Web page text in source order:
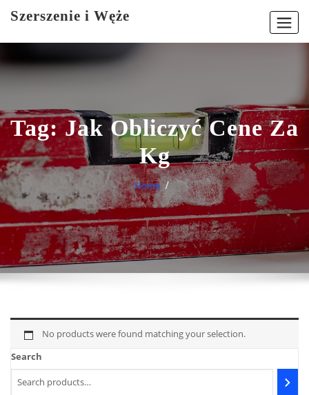
Szerszenie i Węże
Tag:Jak Obliczyć Cene Za
Kg
Home
No products were found matching your selection.
Search